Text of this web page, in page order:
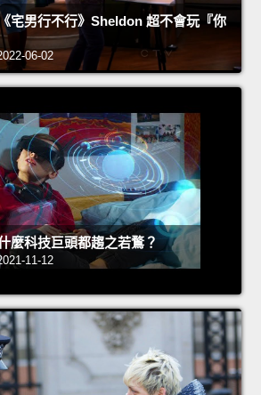
宅男行不行》Sheldon 超不會玩『你
06-02
麼科技巨頭都趨之若鶩？
11-12